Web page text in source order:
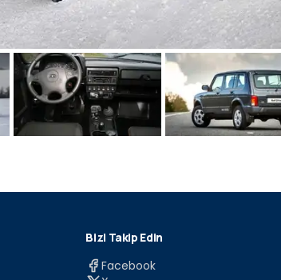
Bizi Takip Edin
Facebook